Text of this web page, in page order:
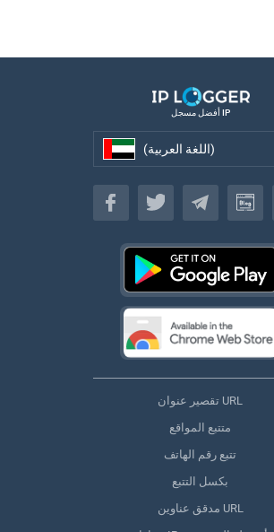
أفضل مسجل IP
(اللغة العربية)
(اللغة العربية)
تقصير عنوان URL
متتبع المواقع
تتبع رقم الهاتف
بكسل التتبع
مدقق عناوين URL